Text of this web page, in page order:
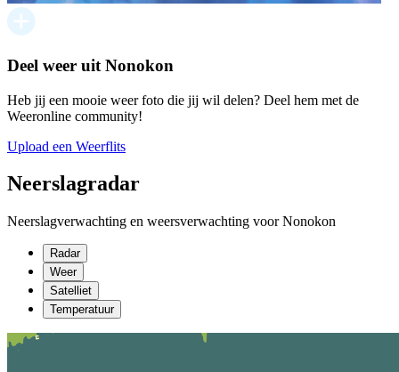
Deel weer uit Nonokon
Heb jij een mooie weer foto die jij wil delen? Deel hem met de
Weeronline community!
Upload een Weerflits
Neerslagradar
Neerslagverwachting en weersverwachting voor Nonokon
Radar
Weer
Satelliet
Temperatuur